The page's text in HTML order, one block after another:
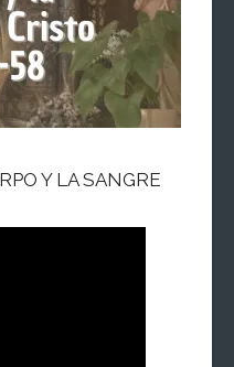
Y LA SANGRE